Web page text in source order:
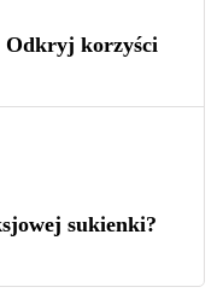
Odkryj korzyści
sukienki?